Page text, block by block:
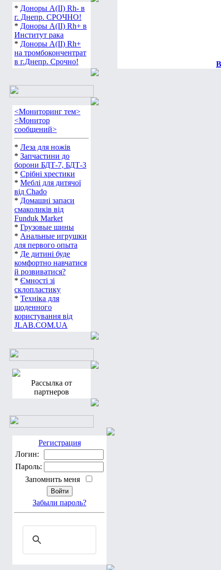
* Доноры А(ІІ) Rh- в
г. Днепр. СРОЧНО!
* Доноры А(ІІ) Rh+ в
Институт рака
* Доноры А(ІІ) Rh+
на тромбокончентрат
в г.Днепр. Срочно!
<Мониторинг тем>
<Монитор
сообщений>
* Леза для ножів
* Запчастини до
борони БДТ-7, БДТ-3
* Срібні хрестики
* Меблі для дитячої
від Chado
* Домашні запаси
смаколиків від
Funduk Market
* Грузовые шины
* Анальные игрушки
для первого опыта
* Де дитині буде
комфортно навчатися
й розвиватися?
* Ємності зі
склопластику
* Техніка для
щоденного
користування від
JLAB.COM.UA
Рассылка от
партнеров
Регистрация
Логин:
Пароль:
Запомнить меня
Забыли пароль?